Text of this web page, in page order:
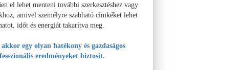
el lehet menteni további szerkesztéshez vagy
amivel személyre szabható címkéket lehet
időt és energiát takarítva meg.
egy olyan hatékony és gazdaságos
eredményeket biztosít.